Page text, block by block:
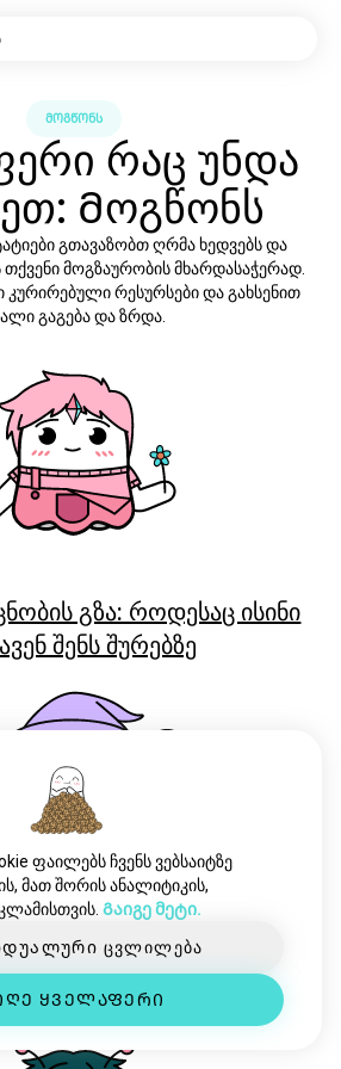
ᲛᲝᲒᲬᲝᲜᲡ
რაც უნდა
Მოგწონს
გთავაზობთ ღრმა ხედვებს და
მოგზაურობის მხარდასაჭერად.
კურირებული რესურსები და გახსენით
გაგება და ზრდა.
გზა: როდესაც ისინი
შენს შურებზე
რომ INFJ მიგწონთ:
გეტყობინებით
ფაილებს ჩვენს ვებსაიტზე
მათ შორის ანალიტიკის,
Გაიგე მეტი.
ცვლილება
ᲧᲕᲔᲚᲐᲤᲔᲠᲘ